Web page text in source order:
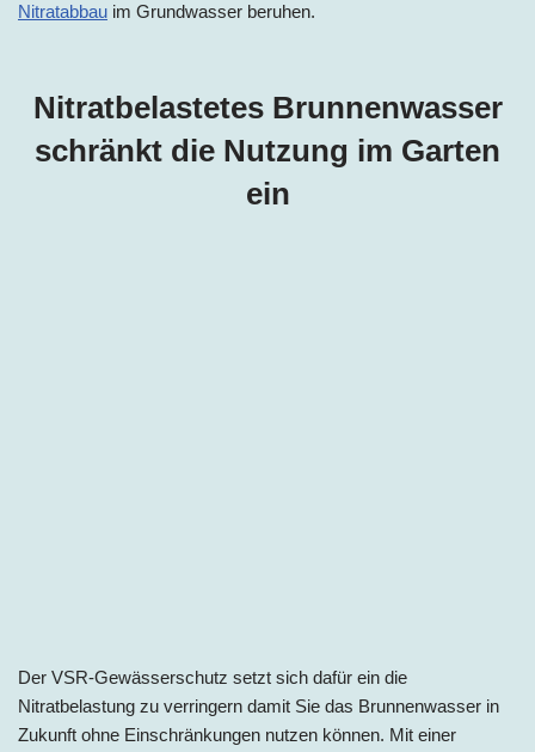
Nitratabbau im Grundwasser beruhen.
Nitratbelastetes Brunnenwasser
schränkt die Nutzung im Garten
ein
Der VSR-Gewässerschutz setzt sich dafür ein die
Nitratbelastung zu verringern damit Sie das Brunnenwasser in
Zukunft ohne Einschränkungen nutzen können. Mit einer